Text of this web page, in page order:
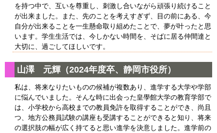
を持つ中で、互いを尊重し、刺激し合いながら頑張り続けること
が出来ました。また、先のことを考えすぎず、目の前にある、今
自分が出来ることを一生懸命取り組めたことで、夢が叶ったと思
います。学生生活では、今しかない時間を、そばに居る仲間達と
大切に、過ごしてほしいです。
山澤 元輝（2024年度卒、静岡市役所）
私は、将来なりたいものの候補が複数あり、進学する大学や学部
に悩んでいました。そんな時に出会った皇學館大学の教育学部で
は、小学校から高校までの教員免許を取得することができ、尚且
つ、地方公務員試験の講座も受講することができると知り、将来
の選択肢の幅が広く持てると思い進学を決意しました。進学前の